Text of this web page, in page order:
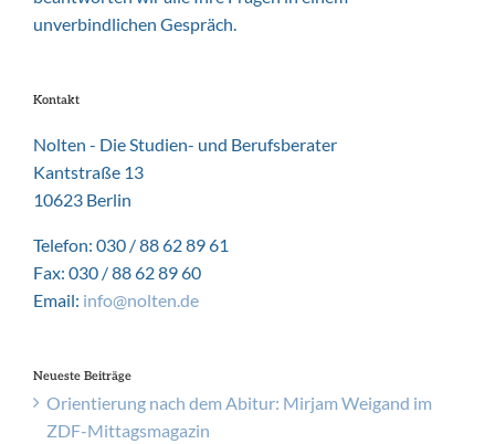
unverbindlichen Gespräch.
Kontakt
Nolten - Die Studien- und Berufsberater
Kantstraße 13
10623 Berlin
Telefon: 030 / 88 62 89 61
Fax: 030 / 88 62 89 60
Email: info@nolten.de
Neueste Beiträge
Orientierung nach dem Abitur: Mirjam Weigand im
ZDF-Mittagsmagazin